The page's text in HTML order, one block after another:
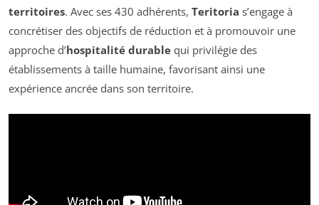
territoires. Avec ses 430 adhérents, Teritoria s’engage à
concrétiser des objectifs de réduction et à promouvoir une
approche d’hospitalité durable qui privilégie des
établissements à taille humaine, favorisant ainsi une
expérience ancrée dans son territoire.